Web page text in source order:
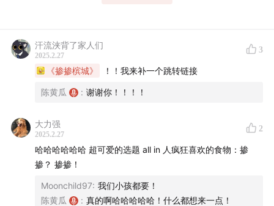
艳、油亮亮、香辣辣的咖哩面当早餐吃，解馋之余，也似
自杀……既然现实是血淋淋的，所以也要吃一碗血淋淋的
咖哩面，借以警世。”
勾出馋虫，以至于真的在槟城见到丽珠时，它也成为了某
种接头暗号。在丽珠精选的巴刹、书店、印度餐厅之后，
我们来到了她的工作室，以半日行程为线索展开对槟城饮
很巧，和“岛读”书店的读音相似，这次聊天对于初至槟城
汗流浃背了家人们
2025.2.27
3
《掺掺槟城》 ！！我来补一个跳转链接
陈黄瓜 : 谢谢你！！！！
大力强
2025.2.27
2
哈哈哈哈哈哈 超可爱的选题 all in 人疯狂喜欢的食物：掺
掺？ 掺掺！
Moonchild97: 我们小孩都要！
陈黄瓜
: 真的啊哈哈哈哈哈！什么都想来一点！